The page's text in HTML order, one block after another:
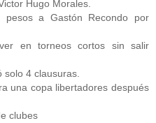
Hugo Morales.
pesos a Gastón Recondo por
en torneos cortos sin salir
solo 4 clausuras.
una copa libertadores después
clubes